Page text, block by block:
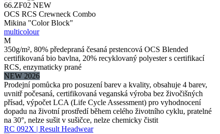
66.ZF02 NEW
OCS RCS Crewneck Combo
Mikina "Color Block"
multicolour
M
350g/m², 80% předepraná česaná prstencová OCS Blended
certifikovaná bio bavlna, 20% recyklovaný polyester s certifikací
RCS, enzymaticky prané
NEW 2026
Prodejní pomůcka pro posuzení barev a kvality, obsahuje 4 barev,
uvnitř počesaná, certifikovaná veganská výroba bez živočišných
přísad, výpočet LCA (Life Cycle Assessment) pro vyhodnocení
dopadu na životní prostředí během celého životního cyklu, pratelné
na 30°, nelze sušit v sušičce, nelze chemicky čistit
RC 092X | Result Headwear